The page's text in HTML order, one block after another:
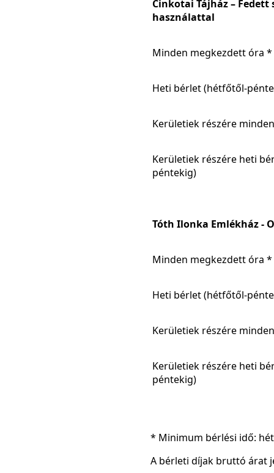
Cinkotai Tájház –
használattal
Minden megkezdett óra *
Heti bérlet (hétfőtől-
Kerületiek részére
Kerületiek részére heti
péntekig)
Tóth Ilonka Emlékház -
Minden megkezdett óra *
Heti bérlet (hétfőtől-
Kerületiek részére
Kerületiek részére heti
péntekig)
* Minimum bérlési idő:
A bérleti díjak bruttó árat